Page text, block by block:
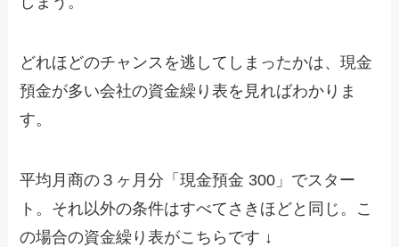
どれほどのチャンスを逃してしまったかは、現金
預金が多い会社の資金繰り表を見ればわかりま
す。
平均月商の３ヶ月分「現金預金 300」でスター
ト。それ以外の条件はすべてさきほどと同じ。こ
の場合の資金繰り表がこちらです ↓